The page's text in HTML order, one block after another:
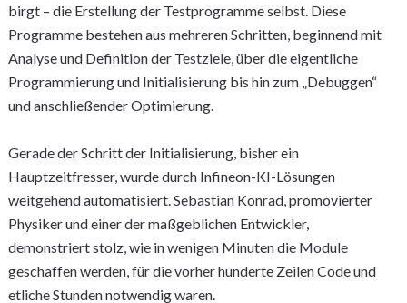
birgt – die Erstellung der Testprogramme selbst. Diese
Programme bestehen aus mehreren Schritten, beginnend mit
Analyse und Definition der Testziele, über die eigentliche
Programmierung und Initialisierung bis hin zum „Debuggen“
und anschließender Optimierung.
Gerade der Schritt der Initialisierung, bisher ein
Hauptzeitfresser, wurde durch Infineon-KI-Lösungen
weitgehend automatisiert. Sebastian Konrad, promovierter
Physiker und einer der maßgeblichen Entwickler,
demonstriert stolz, wie in wenigen Minuten die Module
geschaffen werden, für die vorher hunderte Zeilen Code und
etliche Stunden notwendig waren.